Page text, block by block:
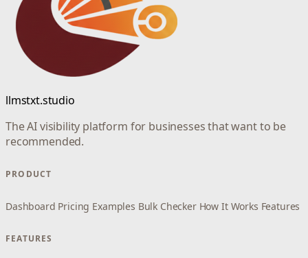
llmstxt.studio
The AI visibility platform for businesses that want to be
recommended.
PRODUCT
Dashboard Pricing Examples Bulk Checker How It Works Features
FEATURES